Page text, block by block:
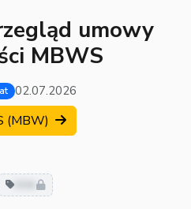
umowy
MBWS
02.07.2026
(MBW)
inne